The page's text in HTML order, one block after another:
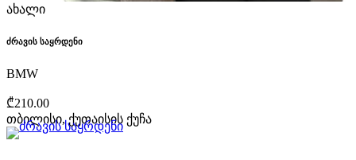
ახალი
ძრავის საყრდენი
BMW
₾210.00
თბილისი, ქუთაისის ქუჩა